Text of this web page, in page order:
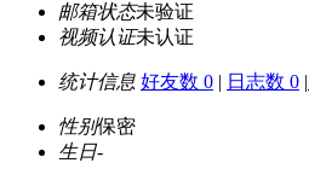
邮箱状态未验证
视频认证未认证
统计信息 好友数 0 | 日志数 0 |
性别保密
生日-